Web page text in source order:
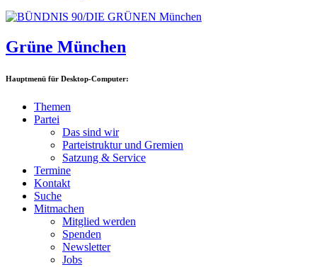
Grüne München
Hauptmenü für Desktop-Computer:
Themen
Partei
Das sind wir
Parteistruktur und Gremien
Satzung & Service
Termine
Kontakt
Suche
Mitmachen
Mitglied werden
Spenden
Newsletter
Jobs